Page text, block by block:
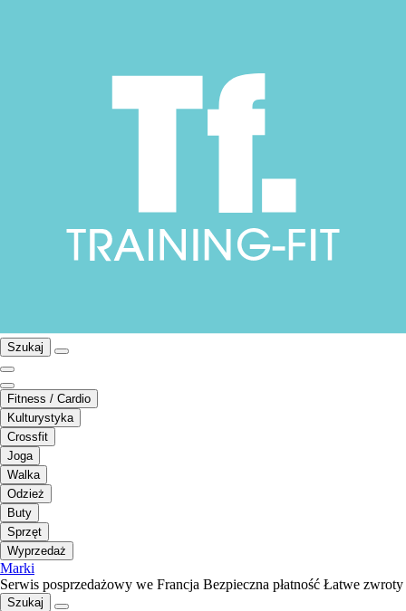
Szukaj
Fitness / Cardio
Kulturystyka
Crossfit
Joga
Walka
Odzież
Buty
Sprzęt
Wyprzedaż
Marki
Serwis posprzedażowy we Francja Bezpieczna płatność Łatwe zwroty
Szukaj